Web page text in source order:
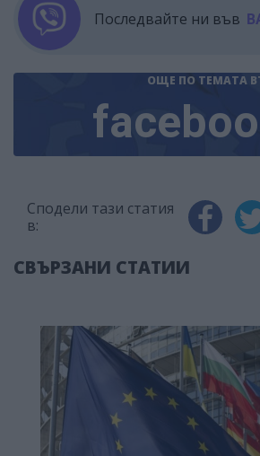
Последвайте ни във
ОЩЕ ПО ТЕМАТА
Сподели тази статия
в:
СВЪРЗАНИ СТАТИИ